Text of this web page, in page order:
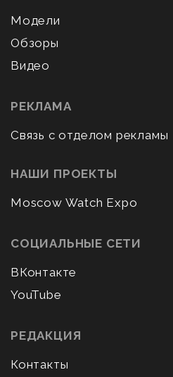
Модели
Обзоры
Видео
РЕКЛАМА
Связь с отделом рекламы
НАШИ ПРОЕКТЫ
Moscow Watch Expo
СОЦИАЛЬНЫЕ СЕТИ
ВКонтакте
YouTube
РЕДАКЦИЯ
Контакты